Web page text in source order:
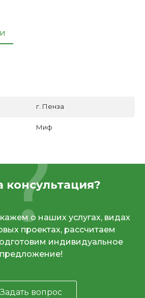
г. Пенза
Миф
консультация?
о наших услугах, видах
проектах, рассчитаем
индивидуальное
предложение!
Задать вопрос